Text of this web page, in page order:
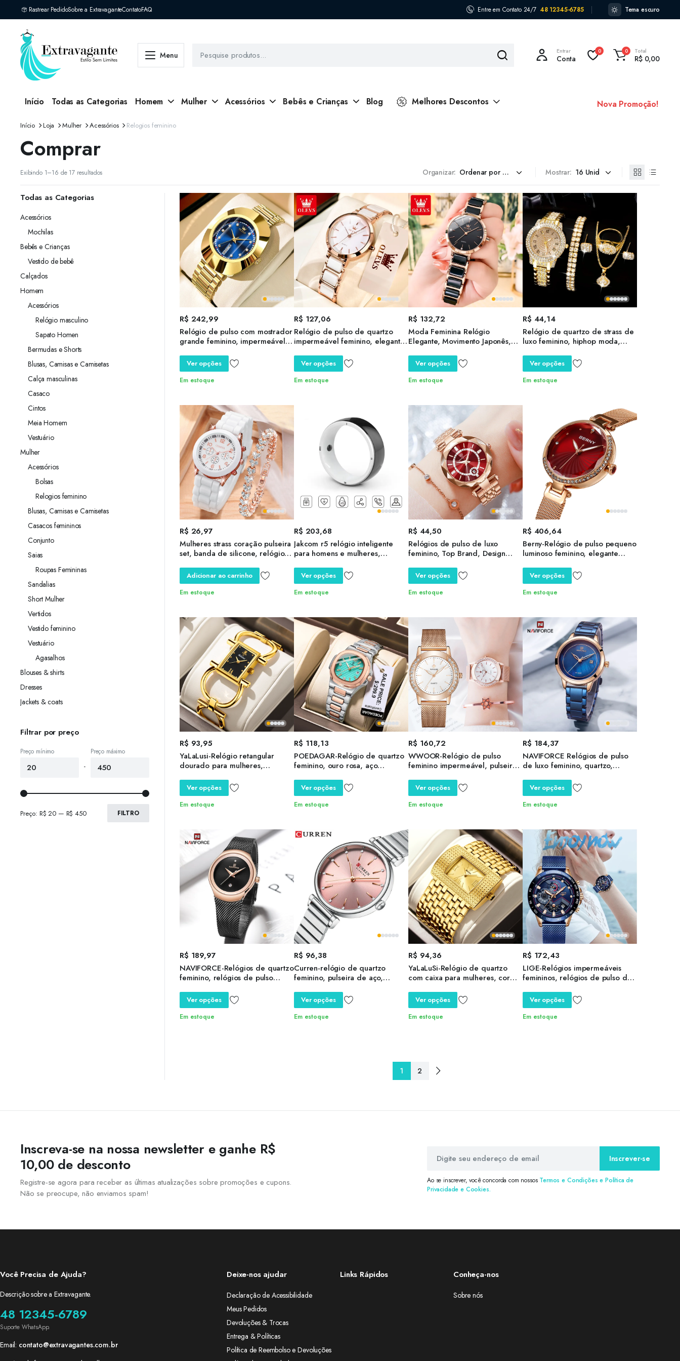
Rastrear PedidoSobre a ExtravaganteContatoFAQ Entre em Contato 24/7 48 12345-6785 Tema escuro
Menu Entrar
Conta
0 0 Total
R$0,00
Início Todas as Categorias Homem Mulher Acessórios Bebês e Crianças Blog Melhores Descontos Nova Promoção!
Início Loja Mulher Acessórios Relogios feminino
Comprar
Exibindo 1–16 de 17 resultadosClassificado
Organizar: Mostrar:
R$ 242,99
Relógio de pulso com mostrador
grande feminino, impermeável,
luminoso, data da semana,
original, feminino, Top Brand
Ver opções
Em estoque
R$ 127,06
Relógio de pulso de quartzo
impermeável feminino, elegante
luxo, moda, senhoras relógios
Ver opções
Em estoque
R$ 132,72
Moda Feminina Relógio
Elegante, Movimento Japonês,
Feminina de Luxo, Relógios
Quartzo, Presentes
Ver opções
Em estoque
R$ 44,14
Relógio de quartzo de strass de
luxo feminino, hiphop moda,
analógico, presente para a mãe,
6 peças
Ver opções
Em estoque
R$ 26,97
Mulheres strass coração pulseira
set, banda de silicone, relógios,
Adicionar ao carrinho
Em estoque
R$ 203,68
Jakcom r5 relógio inteligente
para homens e mulheres,
mini pc, banda de fitness 8,
versão global
Ver opções
Em estoque
R$ 44,50
Relógios de pulso de luxo
feminino, Top Brand, Design
Relógios de quartzo feminino,
Data, Dropshipping, 2022
Ver opções
Em estoque
R$ 406,64
Berny-Relógio de pulso pequeno
luminoso feminino, elegante
S, S Strap, marca de luxo,
senhoras
Ver opções
Em estoque
R$ 93,95
YaLaLusi-Relógio retangular
dourado para mulheres,
esqueleto simples, íon
chapeamento, regulador de
caixa de presente, marca
Ver opções
Em estoque
R$ 118,13
POEDAGAR-Relógio de quartzo
feminino, ouro rosa, aço
luminosa, marca de luxo,
relógios femininos
Ver opções
Em estoque
R$ 160,72
WWOOR-Relógio de pulso
feminino impermeável, pulseira
luxo, vestido, presente, moda
Ver opções
Em estoque
R$ 184,37
NAVIFORCE Relógios de pulso
de luxo feminino, quartzo,
inoxidável, relógio, 2022
Ver opções
Em estoque
R$ 189,97
NAVIFORCE-Relógios de quartzo
feminino, relógios de pulso
aço inoxidável, marca top,
negócios, alta qualidade
Ver opções
Em estoque
R$ 96,38
Curren-relógio de quartzo
feminino, pulseira de aço,
9081
Ver opções
Em estoque
R$ 94,36
YaLaLuSi-Relógio de quartzo
com caixa para mulheres, cor
chapeamento iônico, elegante,
estilo lindo, quente, novo, 2024
Ver opções
Em estoque
R$ 172,43
LIGE-Relógios impermeáveis
femininos, relógios de pulso de
moda luxo
Ver opções
Em estoque
1 2
Todas as Categorias
Acessórios
Mochilas
Bebês e Crianças
Vestido de bebê
Calçados
Homem
Acessórios
Relógio masculino
Sapato Homen
Bermudas e Shorts
Blusas, Camisas e Camisetas
Calça masculinas
Casaco
Cintos
Meia Homem
Vestuário
Mulher
Acessórios
Bolsas
Relogios feminino
Blusas, Camisas e Camisetas
Casacos femininos
Conjunto
Saias
Roupas Femininas
Sandalias
Short Mulher
Vertidos
Vestido feminino
Vestuário
Agasalhos
Blouses & shirts
Dresses
Jackets & coats
Filtrar por preço
Preço mínimo
-
Preço máximo
FILTRO
Preço: R$ 20 — R$ 450
Inscreva-se na nossa newsletter e ganhe R$
10,00 de desconto
Registre-se agora para receber as últimas atualizações sobre promoções e cupons.
Não se preocupe, não enviamos spam!
Inscrever-se
Ao se inscrever, você concorda com nossos Termos e Condições e Política de
Privacidade e Cookies.
Você Precisa de Ajuda?
Descrição sobre a Extravagante.
48 12345-6789
Suporte WhatsApp.
Email: contato@extravagantes.com.br
Deixe-nos ajudar
Declaração de Acessibilidade
Meus Pedidos
Devoluções & Trocas
Entrega & Políticas
Política de Reembolso e Devoluções
Links Rápidos Conheça-nos
Sobre nós